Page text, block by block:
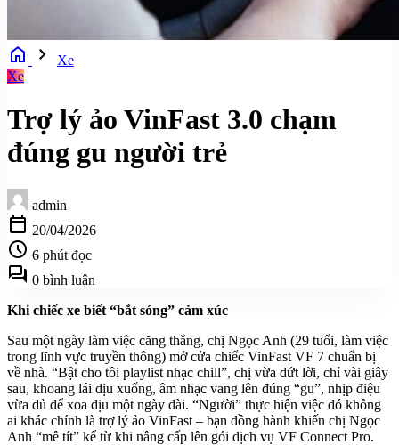
home chevron_right
Xe
Xe
Trợ lý ảo VinFast 3.0 chạm
đúng gu người trẻ
admin
calendar_today 20/04/2026
schedule 6 phút đọc
forum 0 bình luận
Khi chiếc xe biết “bắt sóng” cảm xúc
Sau một ngày làm việc căng thẳng, chị Ngọc Anh (29 tuổi, làm việc
trong lĩnh vực truyền thông) mở cửa chiếc VinFast VF 7 chuẩn bị
về nhà. “Bật cho tôi playlist nhạc chill”, chị vừa dứt lời, chỉ vài giây
sau, khoang lái dịu xuống, âm nhạc vang lên đúng “gu”, nhịp điệu
vừa đủ để xoa dịu một ngày dài. “Người” thực hiện việc đó không
ai khác chính là trợ lý ảo VinFast – bạn đồng hành khiến chị Ngọc
Anh “mê tít” kể từ khi nâng cấp lên gói dịch vụ VF Connect Pro.